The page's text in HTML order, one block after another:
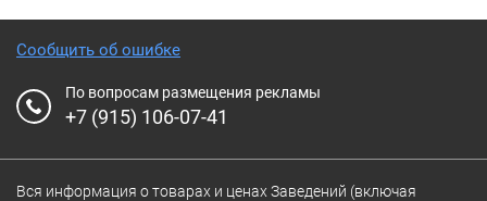
Сообщить об ошибке
По вопросам размещения рекламы
+7 (915) 106-07-41
Вся информация о товарах и ценах Заведений (включая